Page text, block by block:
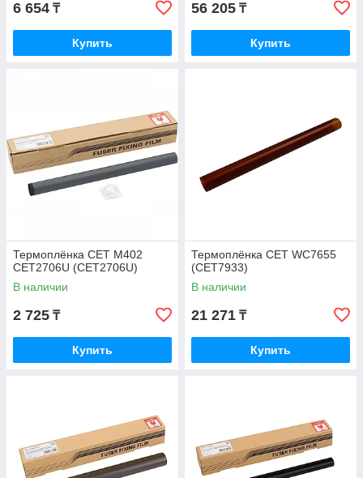
6 654 ₸
Купить
56 205 ₸
Купить
Термоплёнка CET M402
CET2706U (CET2706U)
В наличии
2 725 ₸
Купить
Термоплёнка CET WC7655
(CET7933)
В наличии
21 271 ₸
Купить